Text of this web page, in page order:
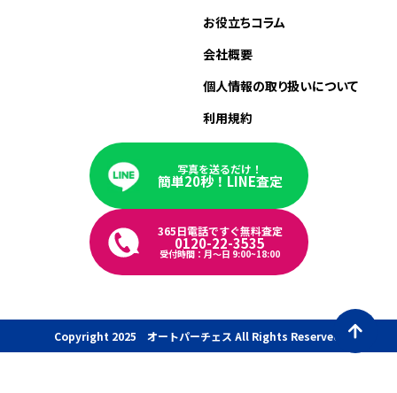
お役立ちコラム
会社概要
個人情報の取り扱いについて
利用規約
写真を送るだけ！
簡単20秒！LINE査定
365日電話ですぐ無料査定
0120-22-3535
受付時間：月〜日 9:00~18:00
Copyright 2025 オートパーチェス All Rights Reserved.